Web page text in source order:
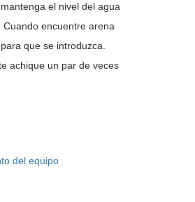
el nivel del agua
encuentre arena
que se introduzca.
achique un par de veces
del equipo